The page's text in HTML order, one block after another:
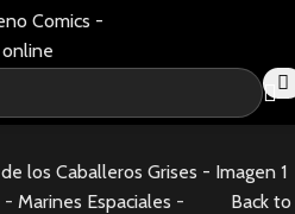
- Marines Espaciales -
Back to